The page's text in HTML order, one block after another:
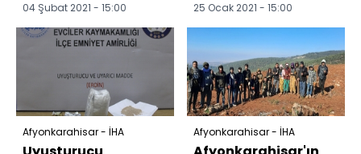
Büro Amirliği
kuruldu
04 Şubat 2021 - 15:00
hakkında işlem
yapıldı
25 Ocak 2021 - 15:00
Afyonkarahisar - İHA Afyonkarahisar - İHA